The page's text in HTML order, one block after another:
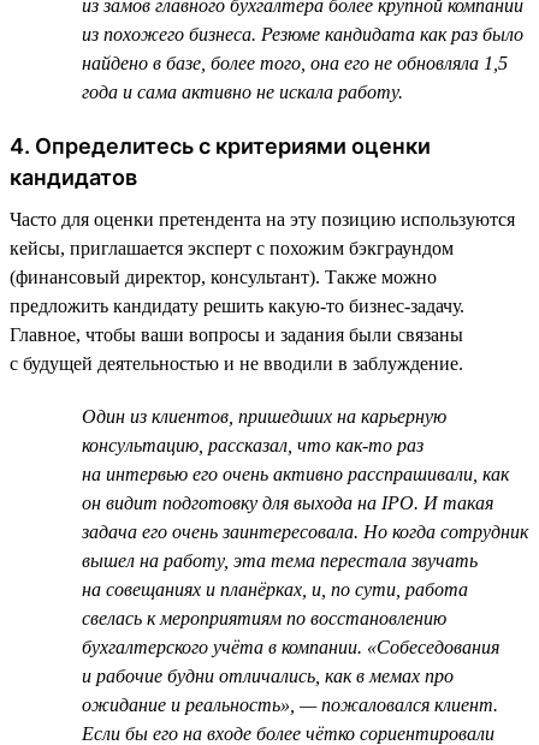
из замов главного бухгалтера более крупной компании
из похожего бизнеса. Резюме кандидата как раз было
найдено в базе, более того, она его не обновляла 1,5
года и сама активно не искала работу.
4. Определитесь с критериями оценки
кандидатов
Часто для оценки претендента на эту позицию используются
кейсы, приглашается эксперт с похожим бэкграундом
(финансовый директор, консультант). Также можно
предложить кандидату решить какую-то бизнес-задачу.
Главное, чтобы ваши вопросы и задания были связаны
с будущей деятельностью и не вводили в заблуждение.
Один из клиентов, пришедших на карьерную
консультацию, рассказал, что как-то раз
на интервью его очень активно расспрашивали, как
он видит подготовку для выхода на IPO. И такая
задача его очень заинтересовала. Но когда сотрудник
вышел на работу, эта тема перестала звучать
на совещаниях и планёрках, и, по сути, работа
свелась к мероприятиям по восстановлению
бухгалтерского учёта в компании. «Собеседования
и рабочие будни отличались, как в мемах про
ожидание и реальность», — пожаловался клиент.
Если бы его на входе более чётко сориентировали